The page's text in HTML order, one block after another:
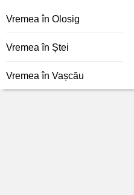
Vremea în Olosig
Vremea în Ștei
Vremea în Vașcău